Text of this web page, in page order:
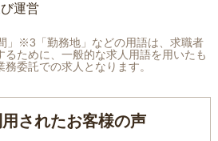
運営
」※3「勤務地」などの用語は、求職者
るために、一般的な求人用語を用いたも
委託での求人となります。
されたお客様の声